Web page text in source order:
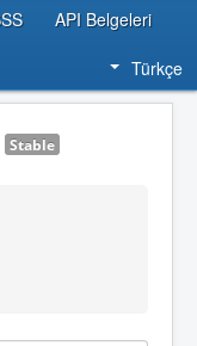
API Belgeleri
Türkçe
Stable